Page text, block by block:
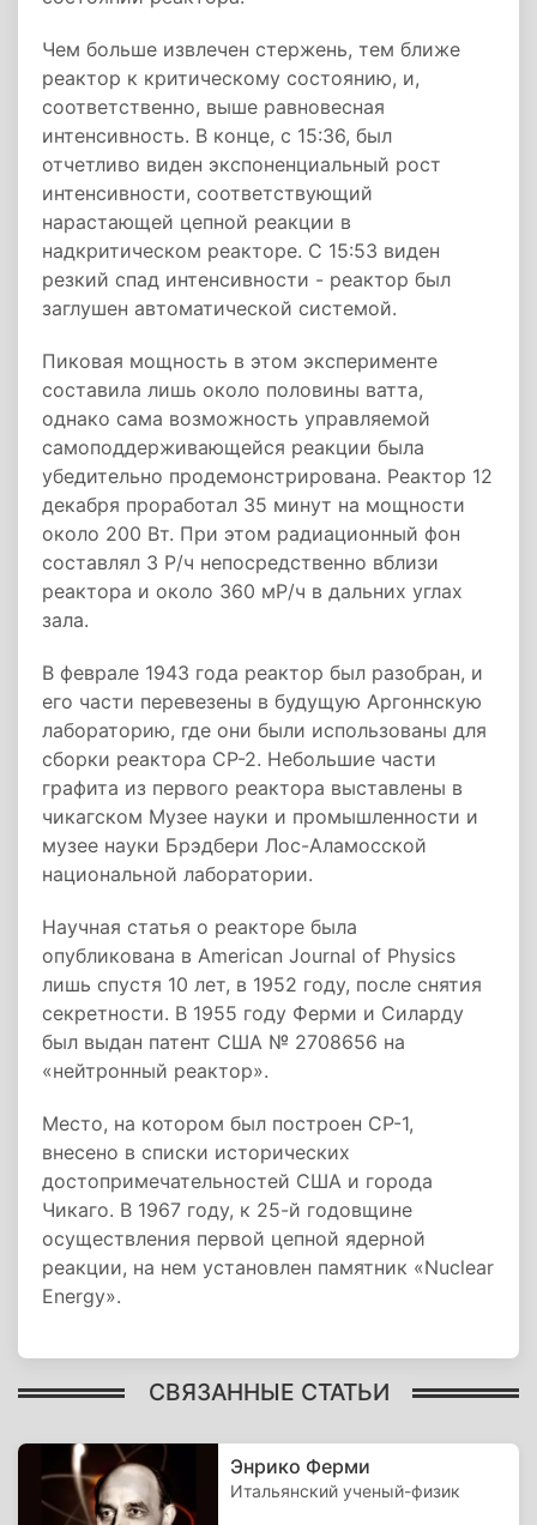
Чем больше извлечен стержень, тем ближе
реактор к критическому состоянию, и,
соответственно, выше равновесная
интенсивность. В конце, с 15:36, был
отчетливо виден экспоненциальный рост
интенсивности, соответствующий
нарастающей цепной реакции в
надкритическом реакторе. С 15:53 виден
резкий спад интенсивности - реактор был
заглушен автоматической системой.
Пиковая мощность в этом эксперименте
составила лишь около половины ватта,
однако сама возможность управляемой
самоподдерживающейся реакции была
убедительно продемонстрирована. Реактор 12
декабря проработал 35 минут на мощности
около 200 Вт. При этом радиационный фон
составлял 3 Р/ч непосредственно вблизи
реактора и около 360 мР/ч в дальних углах
зала.
В феврале 1943 года реактор был разобран, и
его части перевезены в будущую Аргоннскую
лабораторию, где они были использованы для
сборки реактора CP-2. Небольшие части
графита из первого реактора выставлены в
чикагском Музее науки и промышленности и
музее науки Брэдбери Лос-Аламосской
национальной лаборатории.
Научная статья о реакторе была
опубликована в American Journal of Physics
лишь спустя 10 лет, в 1952 году, после снятия
секретности. В 1955 году Ферми и Силарду
был выдан патент США № 2708656 на
«нейтронный реактор».
Место, на котором был построен CP-1,
внесено в списки исторических
достопримечательностей США и города
Чикаго. В 1967 году, к 25-й годовщине
осуществления первой цепной ядерной
реакции, на нем установлен памятник «Nuclear
Energy».
СВЯЗАННЫЕ СТАТЬИ
Энрико Ферми
Итальянский ученый-физик